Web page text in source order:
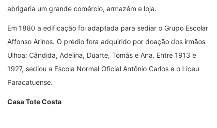
abrigaria um grande comércio, armazém e loja.
Em 1880 a edificação foi adaptada para sediar o Grupo Escolar
Affonso Arinos. O prédio fora adquirido por doação dos irmãos
Ulhoa: Cândida, Adelina, Duarte, Tomás e Ana. Entre 1913 e
1927, sediou a Escola Normal Oficial Antônio Carlos e o Liceu
Paracatuense.
Casa Tote Costa